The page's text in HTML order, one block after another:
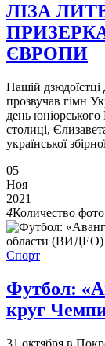
ЛІЗА
ЄВРОПИ
Нашій дзюдоїстці
прозвучав гімн
день
столиці,
української
05
Ноя
2021
4Количество фото
Спорт
Футбол:
круг